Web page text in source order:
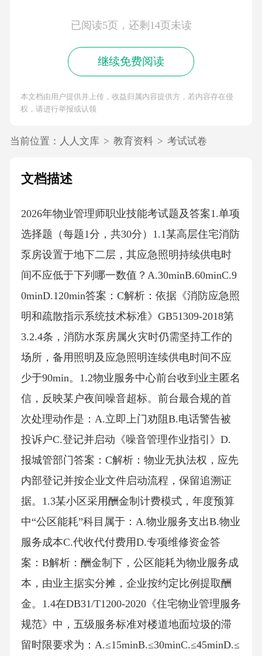
已阅读5页，还剩14页未读
继续免费阅读
本文档由用户提供并上传，收益归属内容提供方，若内容存在侵
权，请进行举报或认领
当前位置： 人人文库 > 教育资料 > 考试试卷
文档描述
2026年物业管理师职业技能考试题及答案1.单项
选择题（每题1分，共30分）1.1某高层住宅消防
泵房设置于地下二层，其应急照明持续供电时
间不应低于下列哪一数值？A.30minB.60minC.9
0minD.120min答案：C解析：依据《消防应急照
明和疏散指示系统技术标准》GB51309-2018第
3.2.4条，消防水泵房属火灾时仍需坚持工作的
场所，备用照明及应急照明连续供电时间不应
少于90min。1.2物业服务中心前台收到业主匿名
信，反映某户夜间噪音超标。前台最合规的首
次处理动作是：A.立即上门劝阻B.电话警告被
投诉户C.登记并启动《噪音管理作业指引》D.
报城管部门答案：C解析：物业无执法权，应先
内部登记并按企业文件启动流程，保留追溯证
据。1.3某小区采用酬金制计费模式，年度预算
中“公区能耗”科目属于：A.物业服务支出B.物业
服务成本C.代收代付费用D.专项维修资金答
案：B解析：酬金制下，公区能耗为物业服务成
本，由业主据实分摊，企业按约定比例提取酬
金。1.4在DB31/T1200-2020《住宅物业管理服务
规范》中，五级服务标准对楼道地面垃圾的滞
留时限要求为：A.≤15minB.≤30minC.≤45minD.≤